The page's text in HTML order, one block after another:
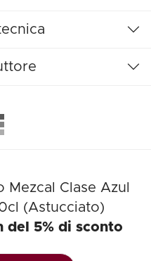
Clase Azul
(Astucciato)
del 5% di sconto